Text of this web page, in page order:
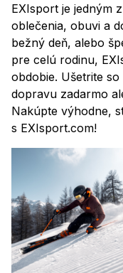
EXIsport je jedným
oblečenia, obuvi a
bežný deň, alebo
pre celú rodinu,
obdobie. Ušetrite
dopravu zadarmo
Nakúpte výhodne,
s EXIsport.com!